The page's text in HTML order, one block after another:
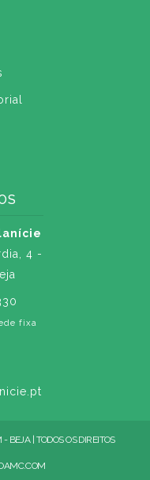
4 -
fixa
| TODOS OS DIREITOS